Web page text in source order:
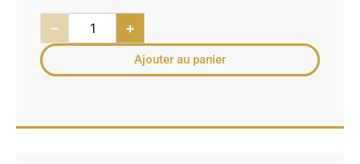
− +
Ajouter au panier